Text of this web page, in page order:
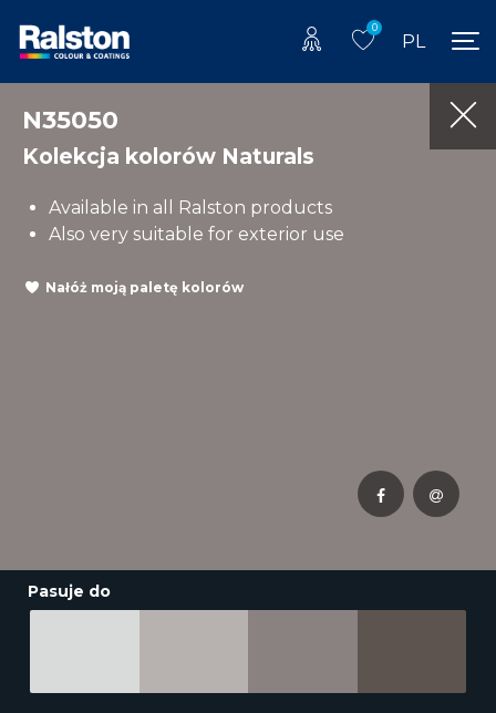
0
PL
N35050
Kolekcja kolorów Naturals
Available in all Ralston products
Also very suitable for exterior use
Nałóż moją paletę kolorów
Pasuje do